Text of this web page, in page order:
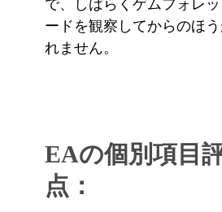
で、しばらくゲムフォレ
ードを観察してからのほ
れません。
EAの個別項目
点：